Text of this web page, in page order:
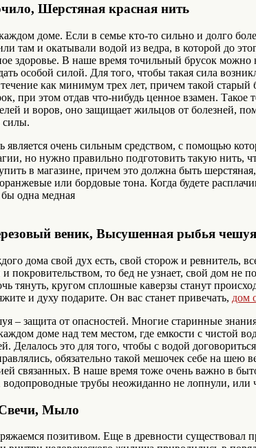
Шерстяная красная нить
доме. Если в семье кто-то сильно и долго
там и окатывали водой из ведра, в которой до
здоровье. В наше время точильный брусок
особой силой. Для того, чтобы такая сила
как минимум трех лет, причем такой старый
при этом отдав что-нибудь ценное взамен.
и воров, оно защищает жильцов от болезней,
силы.
является очень сильным средством, с помощью
но нужно правильно подготовить такую нить,
в магазине, причем это должна быть
или бордовые тона. Когда будете
бы одна медная
веник, Высушенная рыбья чешуя
дома свой дух есть, свой сторож и ревнитель,
покровительством, то бед не узнает, свой дом не
тянуть, кругом сплошные каверзы станут
и духу подарите. Он вас станет привечать, дом
– защита от опасностей. Многие старинные
доме над тем местом, где емкости с чистой
Делалось это для того, чтобы с водой
обязательно такой мешочек себе на
связанных. В наше время тоже очень важно в
водопроводные трубы неожиданно не лопнули, или
Мыло
позитивом. Еще в древности существовал